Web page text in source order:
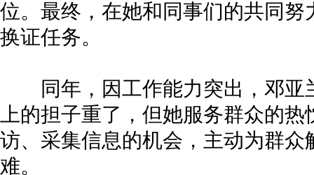
位。最终，在她和同事们的共同
换证任务。
同年，因工作能力突出，邓亚
上的担子重了，但她服务群众的
访、采集信息的机会，主动为群
难。